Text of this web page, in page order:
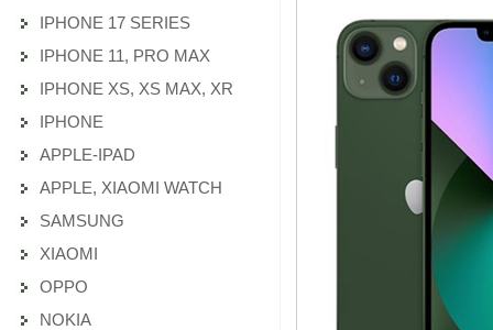
IPHONE 17 SERIES
IPHONE 11, PRO MAX
IPHONE XS, XS MAX, XR
IPHONE
APPLE-IPAD
APPLE, XIAOMI WATCH
SAMSUNG
XIAOMI
OPPO
NOKIA